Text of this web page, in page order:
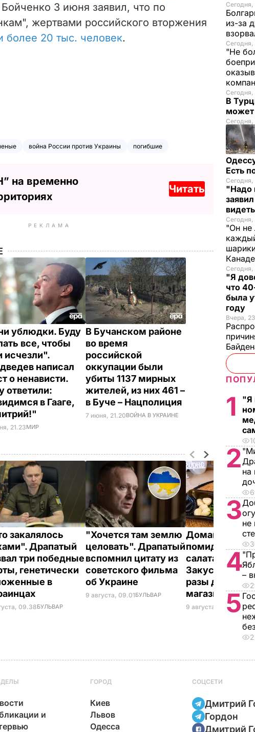
3 июня заявил, что по
жертвами российского вторжения
более 20 тыс. человек.
война России против Украины погибшие
на временно
Читать
РЕКЛАМА
ублюдки. Буду
все, чтобы
исчезли".
написал
о ненависти.
ответили:
в Гааге,
21.23МИР
В Бучанском районе
во время
российской
оккупации были
убиты 1137 мирных
жителей, из них 461 –
в Буче – Нацполиция
7 июня, 21.20ВОЙНА В УКРАИНЕ
закалялось
Драпатый
три победные
генетически
в
09.38БУЛЬВАР
"Хочется там землю
целовать". Драпатый
вспомнил цитату из
советского фильма
об Украине
9 августа, 09.01БУЛЬВАР
Домашние
помидоры к
салатам и в
Закуска,
разы дешевле
магазинной
9 августа, 08.44
Сегодня,
из-за
"Не
В
может
Есть
"Надо
"Он не
Сегодня,
"Я
что
была
году
Вчера,
1
"Я
2 на
3не
4–
5
и
ГОРОД
Киев
Львов
Одесса
СОЦСЕТИ
Дмитрий
Гордон
Дмитрий